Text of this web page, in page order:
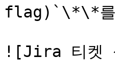
flag)`\*\*를
![Jira 티켓